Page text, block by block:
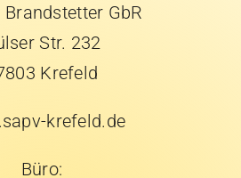
Brandstetter GbR
Str. 232
Krefeld
krefeld.de
Büro: